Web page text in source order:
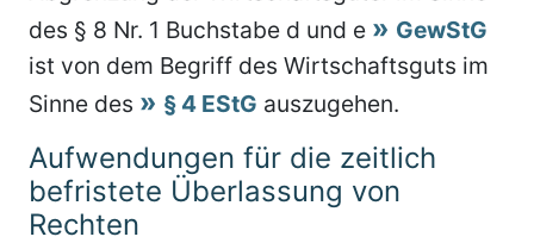
des § 8 Nr. 1 Buchstabe d und e
GewStG
ist von dem Begriff des Wirtschaftsguts im
Sinne des
§ 4 EStG auszugehen.
Aufwendungen für die zeitlich
befristete Überlassung von
Rechten